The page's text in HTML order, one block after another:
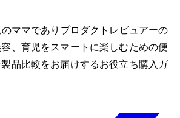
ママでありプロダクトレビュアーのMio
、育児をスマートに楽しむための便
品比較をお届けするお役立ち購入ガ